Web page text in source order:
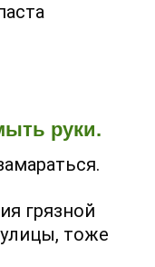
руки.
грязной
тоже